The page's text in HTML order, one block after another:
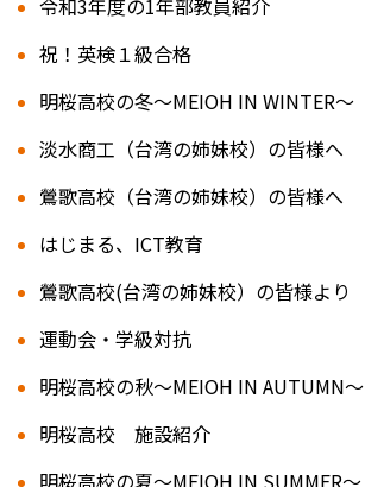
令和3年度の1年部教員紹介
祝！英検１級合格
明桜高校の冬～MEIOH IN WINTER～
淡水商工（台湾の姉妹校）の皆様へ
鶯歌高校（台湾の姉妹校）の皆様へ
はじまる、ICT教育
鶯歌高校(台湾の姉妹校）の皆様より
運動会・学級対抗
明桜高校の秋～MEIOH IN AUTUMN～
明桜高校 施設紹介
明桜高校の夏～MEIOH IN SUMMER～